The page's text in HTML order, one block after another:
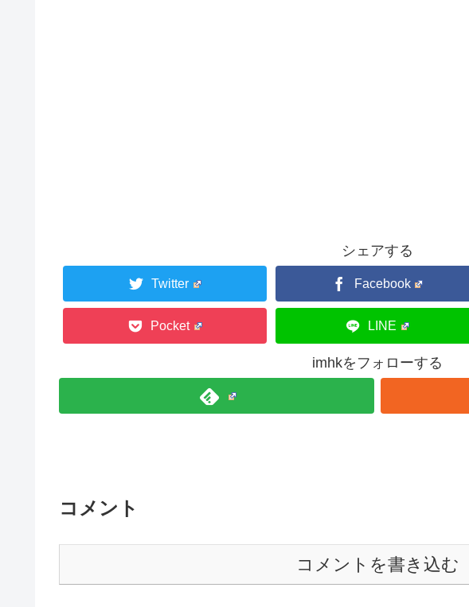
シェアする
Twitter Facebook
Pocket LINE
imhkをフォローする
コメント
コメントを書き込む